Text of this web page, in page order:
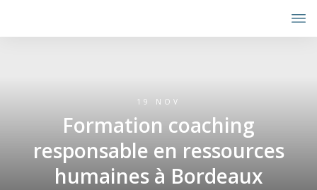
19 NOV
Formation coaching
responsable en ressources
humaines à Bordeaux